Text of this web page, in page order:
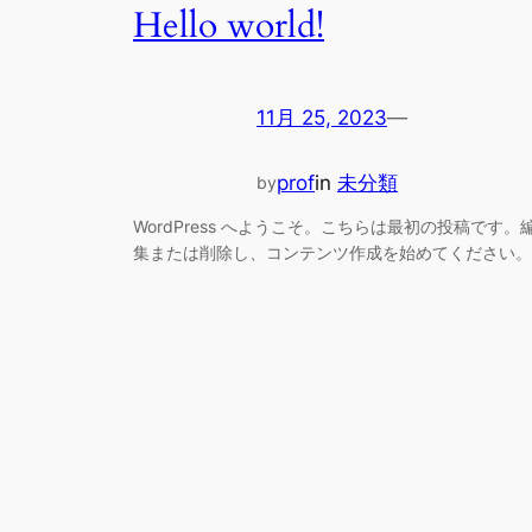
Hello world!
11月 25, 2023—
byprofin 未分類
WordPress へようこそ。こちらは最初の投稿です。
集または削除し、コンテンツ作成を始めてください。